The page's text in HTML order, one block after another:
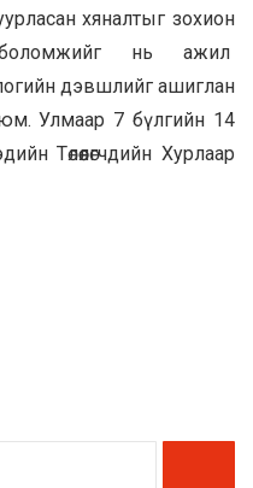
хяналтыг зохион
боломжийг нь ажил
дэвшлийг ашиглан
Улмаар 7 бүлгийн 14
Төлөөлөгчдийн Хурлаар